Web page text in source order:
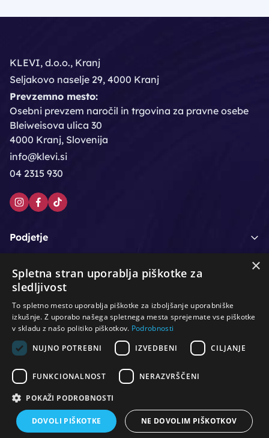
KLEVI, d.o.o., Kranj
Seljakovo naselje 29, 4000 Kranj
Prevzemno mesto:
Osebni prevzem naročil in trgovina za pravne osebe
Bleiweisova ulica 30
4000 Kranj, Slovenija
info@klevi.si
04 2315 930
Podjetje
Moj račun
Podpora strankam
Lasje & nega las / Roke & nohti / Orodje - kozmetično /
Oprema za salone / Čistoča & zaščita / Ostalo
© Vse pravice pridržane. Produkcija:PNV d.o.o.
×
Spletna stran uporablja piškotke za
sledljivost
To spletno mesto uporablja piškotke za izboljšanje uporabniške
izkušnje. Z uporabo našega spletnega mesta sprejemate vse piškotke
v skladu z našo politiko piškotkov. Podrobnosti
NUJNO POTREBNI
IZVEDBENI CILJANJE
FUNKCIONALNOST NERAZVRŠČENI
POKAŽI PODROBNOSTI
DOVOLI PIŠKOTKE NE DOVOLIM PIŠKOTKOV